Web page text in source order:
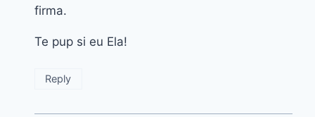
firma.
Te pup si eu Ela!
Reply